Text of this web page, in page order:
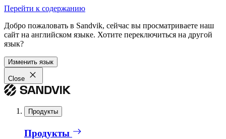
Перейти к содержанию
Добро пожаловать в Sandvik, сейчас вы просматриваете наш
сайт на английском языке. Хотите переключиться на другой
язык?
Изменить язык
Close
Продукты
Продукты